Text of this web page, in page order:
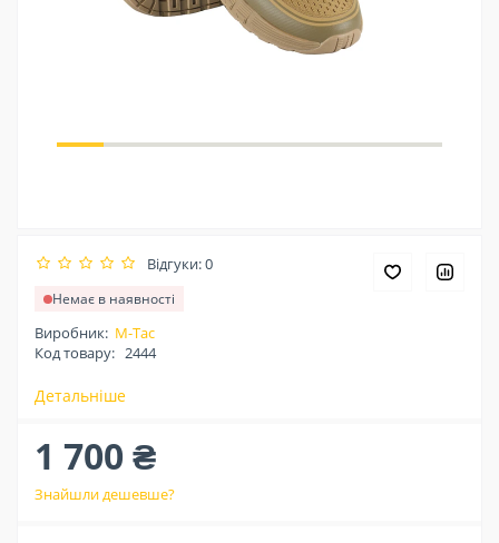
Відгуки: 0
Немає в наявності
Виробник: M-Tac
Код товару: 2444
Детальніше
1 700 ₴
Знайшли дешевше?